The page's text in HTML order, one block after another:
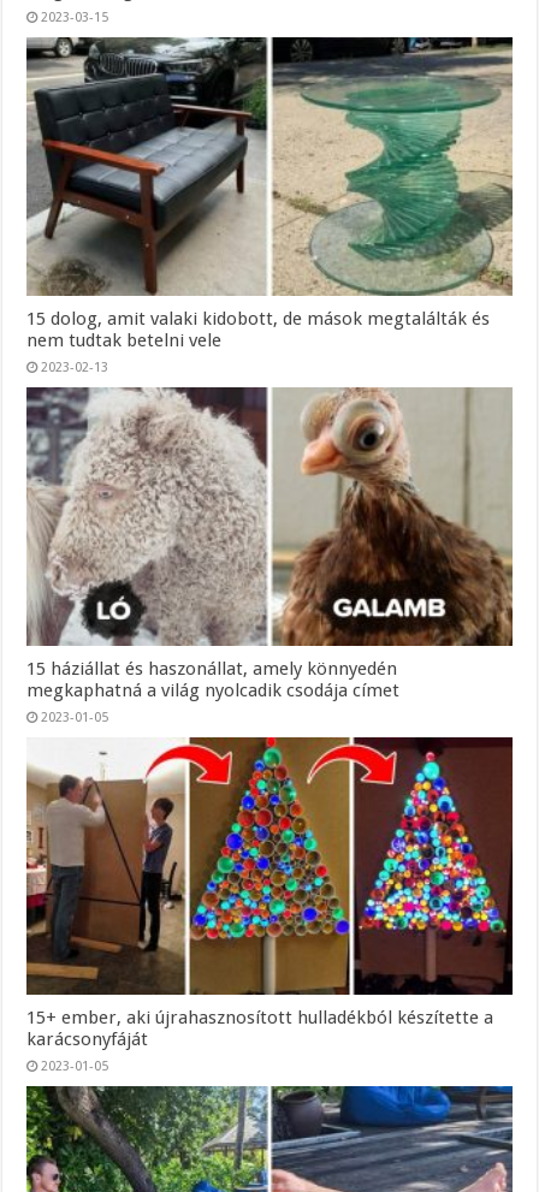
2023-03-15
15 dolog, amit valaki kidobott, de mások megtalálták és
nem tudtak betelni vele
2023-02-13
15 háziállat és haszonállat, amely könnyedén
megkaphatná a világ nyolcadik csodája címet
2023-01-05
15+ ember, aki újrahasznosított hulladékból készítette a
karácsonyfáját
2023-01-05